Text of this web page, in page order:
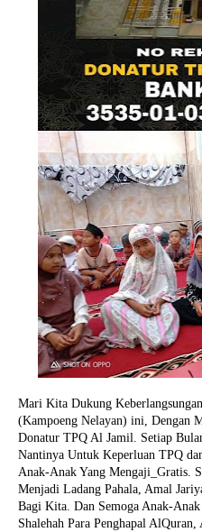
Mari Kita Dukung
(Kampoeng Nelayan) ini, Dengan
Donatur TPQ Al Jamil. Setiap
Nantinya Untuk Keperluan TPQ
Anak-Anak Yang Mengaji_Gratis.
Menjadi Ladang Pahala, Amal
Bagi Kita. Dan Semoga Anak-
Shalehah Para Penghapal AlQuran,